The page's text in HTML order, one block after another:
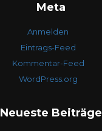
Meta
Anmelden
Eintrags-Feed
Kommentar-Feed
WordPress.org
Neueste Beiträge